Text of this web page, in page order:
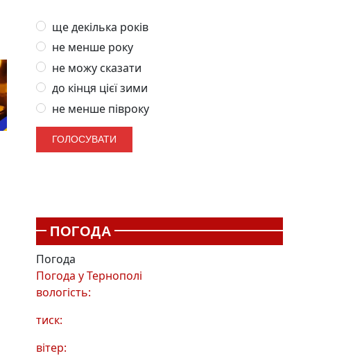
ще декілька років
не менше року
не можу сказати
до кінця цієї зими
не менше півроку
ПОГОДА
Погода
Погода уТернополі
вологість:
тиск:
вітер: